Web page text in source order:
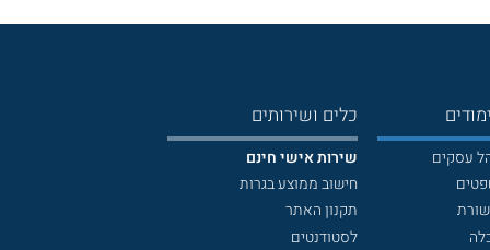
עסקים
כלים ושירותים
שירות אישי חינם
חישוב ממוצע בגרות
תקנון האתר
לסטודנטים